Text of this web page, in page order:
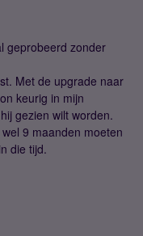
geprobeerd zonder
Met de upgrade naar
keurig in mijn
gezien wilt worden.
9 maanden moeten
die tijd.